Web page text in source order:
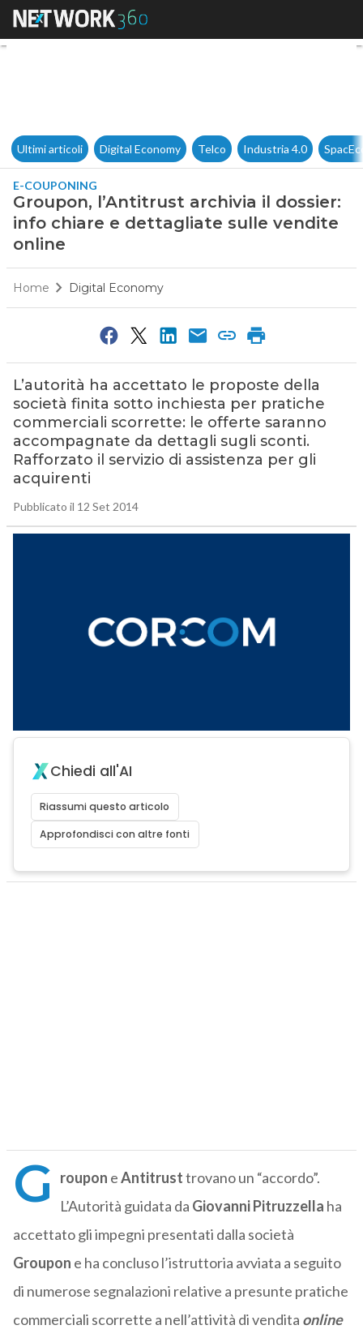
Groupon, l’Antitrust archivia
Ultimi articoli Digital Economy Telco Industria 4.0
E-COUPONING
Groupon, l’Antitrust archivia il dossier:
info chiare e dettagliate sulle vendite
online
Home Digital Economy
L’autorità ha accettato le proposte della
società finita sotto inchiesta per pratiche
commerciali scorrette: le offerte saranno
accompagnate da dettagli sugli sconti.
Rafforzato il servizio di assistenza per gli
acquirenti
Pubblicato il 12 Set 2014
Chiedi all'AI
Riassumi questo articolo
Approfondisci con altre fonti
G roupon eAntitrusttrovano un “accordo”.
L’Autorità guidata da Giovanni Pitruzzella ha
accettato gli impegni presentati dalla società
Groupon e ha concluso l’istruttoria avviata a seguito
di numerose segnalazioni relative a presunte pratiche
commerciali scorrette a nell’attività di vendita online